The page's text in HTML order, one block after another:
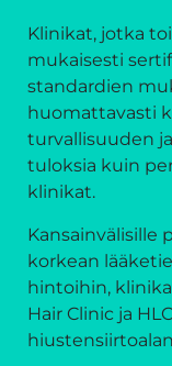
Klinikat, jotka
mukaisesti
standardien
huomattavasti
turvallisuuden
tuloksia kuin
klinikat.
Kansainvälisille
korkean
hintoihin,
Hair Clinic ja